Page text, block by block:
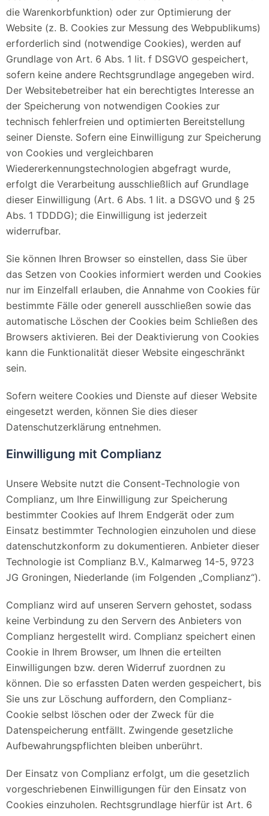
die Warenkorbfunktion) oder zur Optimierung der
Website (z. B. Cookies zur Messung des Webpublikums)
erforderlich sind (notwendige Cookies), werden auf
Grundlage von Art. 6 Abs. 1 lit. f DSGVO gespeichert,
sofern keine andere Rechtsgrundlage angegeben wird.
Der Websitebetreiber hat ein berechtigtes Interesse an
der Speicherung von notwendigen Cookies zur
technisch fehlerfreien und optimierten Bereitstellung
seiner Dienste. Sofern eine Einwilligung zur Speicherung
von Cookies und vergleichbaren
Wiedererkennungstechnologien abgefragt wurde,
erfolgt die Verarbeitung ausschließlich auf Grundlage
dieser Einwilligung (Art. 6 Abs. 1 lit. a DSGVO und § 25
Abs. 1 TDDDG); die Einwilligung ist jederzeit
widerrufbar.
Sie können Ihren Browser so einstellen, dass Sie über
das Setzen von Cookies informiert werden und Cookies
nur im Einzelfall erlauben, die Annahme von Cookies für
bestimmte Fälle oder generell ausschließen sowie das
automatische Löschen der Cookies beim Schließen des
Browsers aktivieren. Bei der Deaktivierung von Cookies
kann die Funktionalität dieser Website eingeschränkt
sein.
Sofern weitere Cookies und Dienste auf dieser Website
eingesetzt werden, können Sie dies dieser
Datenschutzerklärung entnehmen.
Einwilligung mit Complianz
Unsere Website nutzt die Consent-Technologie von
Complianz, um Ihre Einwilligung zur Speicherung
bestimmter Cookies auf Ihrem Endgerät oder zum
Einsatz bestimmter Technologien einzuholen und diese
datenschutzkonform zu dokumentieren. Anbieter dieser
Technologie ist Complianz B.V., Kalmarweg 14-5, 9723
JG Groningen, Niederlande (im Folgenden „Complianz“).
Complianz wird auf unseren Servern gehostet, sodass
keine Verbindung zu den Servern des Anbieters von
Complianz hergestellt wird. Complianz speichert einen
Cookie in Ihrem Browser, um Ihnen die erteilten
Einwilligungen bzw. deren Widerruf zuordnen zu
können. Die so erfassten Daten werden gespeichert, bis
Sie uns zur Löschung auffordern, den Complianz-
Cookie selbst löschen oder der Zweck für die
Datenspeicherung entfällt. Zwingende gesetzliche
Aufbewahrungspflichten bleiben unberührt.
Der Einsatz von Complianz erfolgt, um die gesetzlich
vorgeschriebenen Einwilligungen für den Einsatz von
Cookies einzuholen. Rechtsgrundlage hierfür ist Art. 6